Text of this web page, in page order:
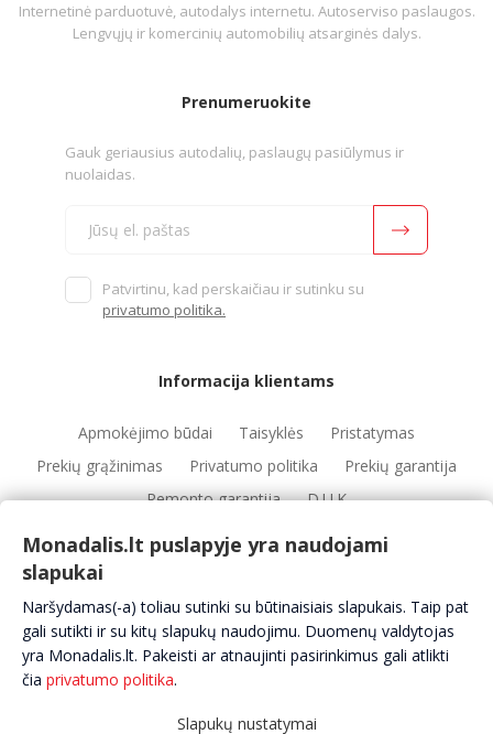
Internetinė parduotuvė, autodalys internetu. Autoserviso paslaugos.
Lengvųjų ir komercinių automobilių atsarginės dalys.
Prenumeruokite
Gauk geriausius autodalių, paslaugų pasiūlymus ir
nuolaidas.
Patvirtinu, kad perskaičiau ir sutinku su
privatumo politika.
Informacija klientams
Apmokėjimo būdai Taisyklės
Pristatymas
Prekių grąžinimas
Privatumo politika
Prekių garantija
Remonto garantija
D.U.K
Automobilių servisai Automobilių dalys
Apie mus
Kontaktai
Monadalis.lt puslapyje yra naudojami
slapukai
Naršydamas(-a) toliau sutinki su būtinaisiais slapukais. Taip pat
gali sutikti ir su kitų slapukų naudojimu. Duomenų valdytojas
yra Monadalis.lt. Pakeisti ar atnaujinti pasirinkimus gali atlikti
čia privatumo politika.
Slapukų nustatymai